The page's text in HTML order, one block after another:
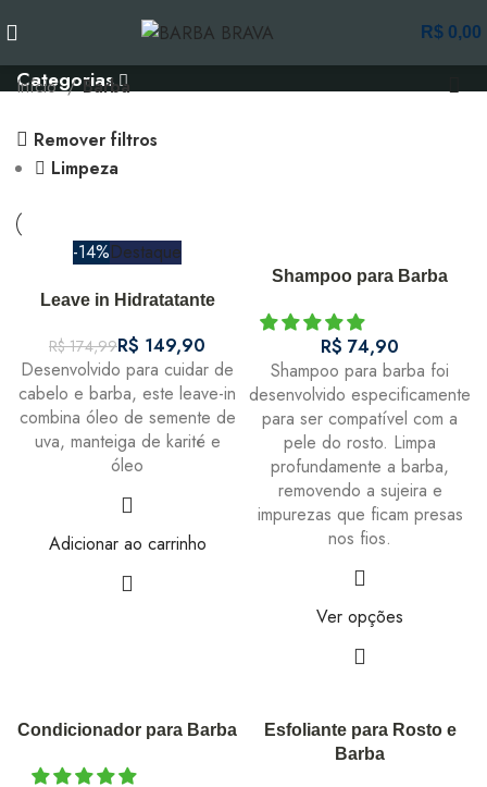
R$ 0,00
Categorias
Início Barba
Remover filtros
Limpeza
-14%Destaque
Leave in Hidratatante
R$174,99R$ 149,90
Desenvolvido para cuidar de
cabelo e barba, este leave-in
combina óleo de semente de
uva, manteiga de karité e
óleo
Adicionar ao carrinho
Shampoo para Barba
R$
Shampoo para barba foi
desenvolvido especificamente
para ser compatível com a
pele do rosto. Limpa
profundamente a barba,
removendo a sujeira e
impurezas que ficam presas
nos fios.
Ver opções
Condicionador para Barba
Esfoliante para Rosto e
Barba
R$ 169,80 R$ 152,82